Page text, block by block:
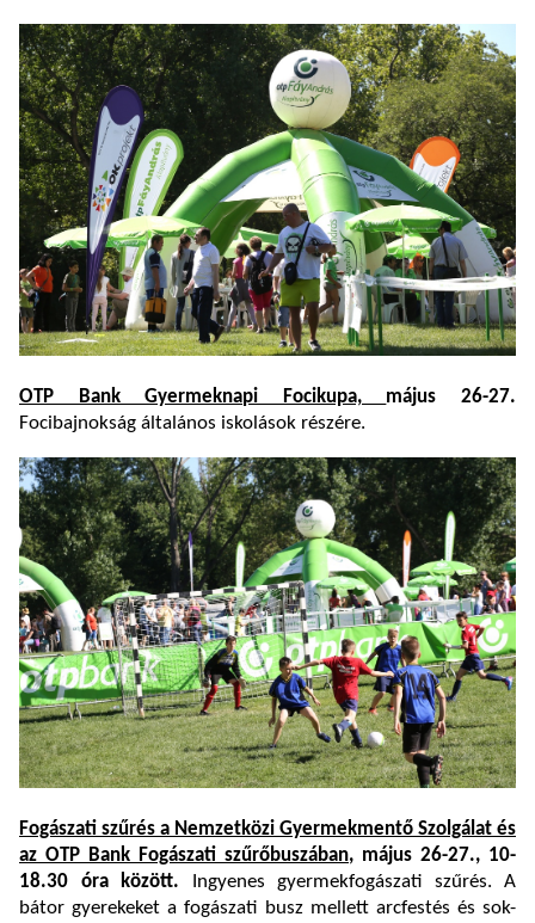
OTP Bank Gyermeknapi Focikupa, május 26-27.
Focibajnokság általános iskolások részére.
Fogászati szűrés a Nemzetközi Gyermekmentő Szolgálat és
az OTP Bank Fogászati szűrőbuszában, május 26-27., 10-
18.30 óra között.
Ingyenes gyermekfogászati szűrés. A
bátor gyerekeket a fogászati busz mellett arcfestés és sok-